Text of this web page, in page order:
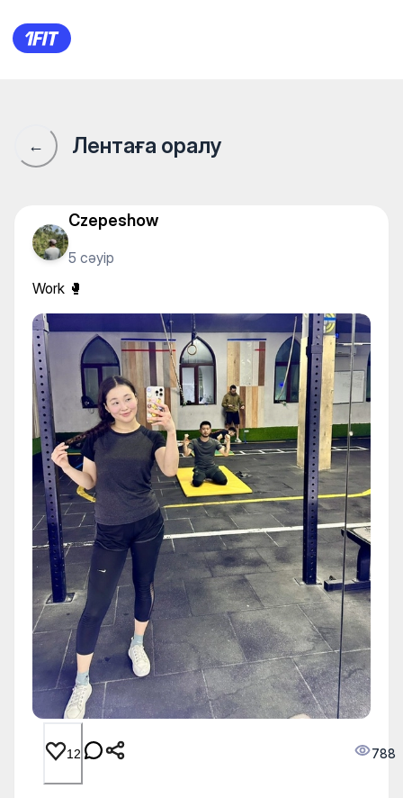
Work 🥊
← Лентаға оралу
Czepeshow
5 сәуір
Work 🥊
12 788